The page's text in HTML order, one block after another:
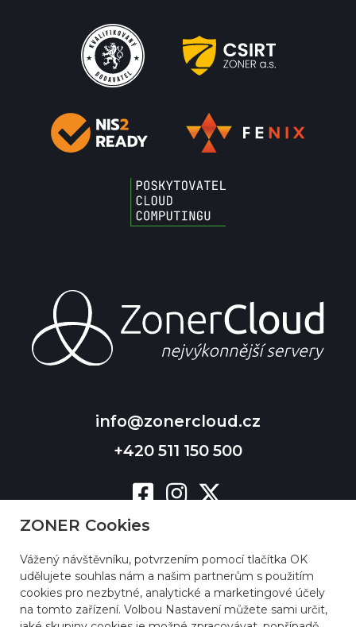
info@zonercloud.cz
+420 511 150 500
ZONER Cookies
Vážený návštěvníku, potvrzením pomocí tlačítka OK
udělujete souhlas nám a našim partnerům s použitím
cookies pro nezbytné, analytické a marketingové účely
na tomto zařízení. Volbou Nastavení můžete sami určit,